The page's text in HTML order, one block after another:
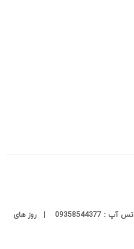
شماره تماس : 02188812738 | شماره واتس آپ : 09358544377 | روز های